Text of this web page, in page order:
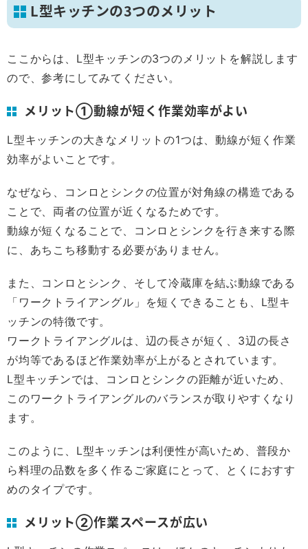
L型キッチンの3つのメリット
ここからは、L型キッチンの3つのメリットを解説します
ので、参考にしてみてください。
メリット①動線が短く作業効率がよい
L型キッチンの大きなメリットの1つは、動線が短く作業
効率がよいことです。
なぜなら、コンロとシンクの位置が対角線の構造である
ことで、両者の位置が近くなるためです。
動線が短くなることで、コンロとシンクを行き来する際
に、あちこち移動する必要がありません。
また、コンロとシンク、そして冷蔵庫を結ぶ動線である
「ワークトライアングル」を短くできることも、L型キ
ッチンの特徴です。
ワークトライアングルは、辺の長さが短く、3辺の長さ
が均等であるほど作業効率が上がるとされています。
L型キッチンでは、コンロとシンクの距離が近いため、
このワークトライアングルのバランスが取りやすくなり
ます。
このように、L型キッチンは利便性が高いため、普段か
ら料理の品数を多く作るご家庭にとって、とくにおすす
めのタイプです。
メリット②作業スペースが広い